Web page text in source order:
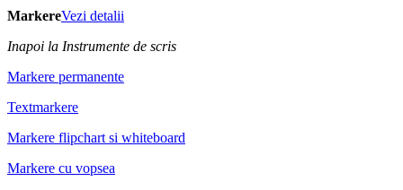
MarkereVezi detalii
Inapoi la Instrumente de scris
Markere permanente
Textmarkere
Markere flipchart si whiteboard
Markere cu vopsea